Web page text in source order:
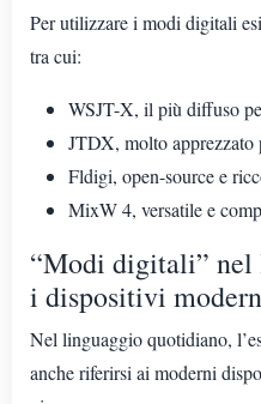
Per utilizzare i modi digitali
tra cui:
WSJT-X, il più diffuso
JTDX, molto apprezzato
Fldigi, open-source e
MixW 4, versatile e
“Modi digitali” nel
i dispositivi
Nel linguaggio quotidiano,
anche riferirsi ai moderni